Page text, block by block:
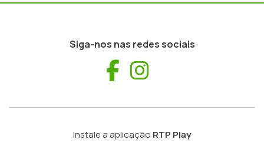
Siga-nos nas redes sociais
Facebook
Instale a aplicação RTP Play